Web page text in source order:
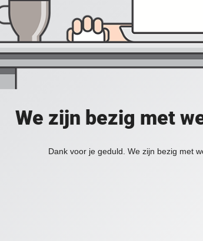
We zijn bezig met
Dank voor je geduld. We zijn bezig met